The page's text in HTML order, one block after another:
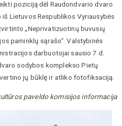
poziciją dėl Raudondvario dvaro
Lietuvos Respublikos Vyriausybės
„Neprivatizuotinų buvusių
paminklų sąrašo“. Valstybinės
darbuotojai sausio 7 d.
sodybos kompleksoPietų
jų būklę ir atliko fotofiksaciją.
paveldo komisijos informacija